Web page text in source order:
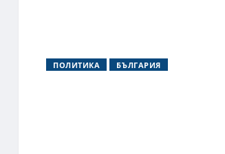
ПОЛИТИКА БЪЛГАРИЯ